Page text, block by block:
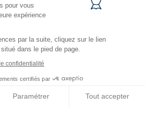
pour vous
expérience
par la suite, cliquez sur le lien
dans le pied de page.
confidentialité
certifiés par
Paramétrer Tout accepter